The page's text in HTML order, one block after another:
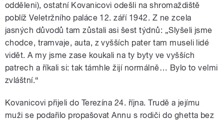
odděleni), ostatní Kovanicovi odešli na shromaždiště
poblíž Veletržního paláce 12. září 1942. Z ne zcela
jasných důvodů tam zůstali asi šest týdnů: „Slyšeli jsme
chodce, tramvaje, auta, z vyšších pater tam museli lidé
vidět. A my jsme zase koukali na ty byty ve vyšších
patrech a říkali si: tak támhle žijí normálně… Bylo to velmi
zvláštní.“
Kovanicovi přijeli do Terezína 24. října. Trudě a jejímu
muži se podařilo propašovat Annu s rodiči do ghetta bez